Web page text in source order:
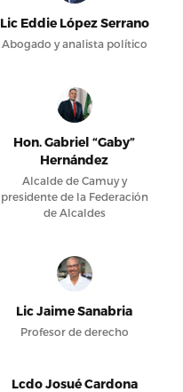
Lic Eddie López Serrano
Abogado y analista político
Hon. Gabriel “Gaby”
Hernández
Alcalde de Camuy y
presidente de la Federación
de Alcaldes
Lic Jaime Sanabria
Profesor de derecho
Lcdo Josué Cardona